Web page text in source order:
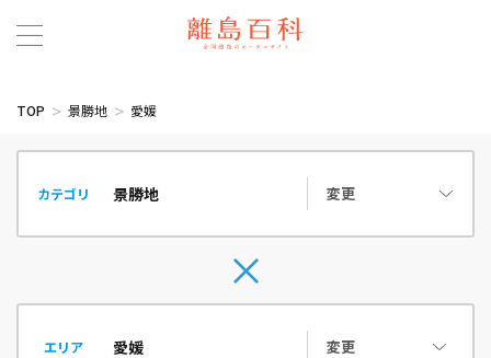
TOP 景勝地 愛媛
カテゴリ 変更
エリア 変更